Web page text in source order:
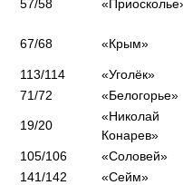
57/58
67/68 «Крым»
113/114
«Уголёк»
71/72
«Белогорье»
19/20
«Николай
Конарев»
105/106 «Соловей»
141/142
«Сейм»